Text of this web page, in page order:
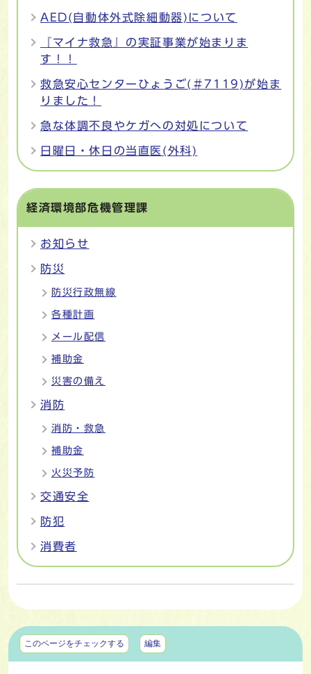
AED(自動体外式除細動器)について
『マイナ救急』の実証事業が始まりま
す！！
救急安心センターひょうご(＃7119)が始ま
りました！
急な体調不良やケガへの対処について
日曜日・休日の当直医(外科)
経済環境部危機管理課
お知らせ
防災
防災行政無線
各種計画
メール配信
補助金
災害の備え
消防
消防・救急
補助金
火災予防
交通安全
防犯
消費者
マイページ
このページをチェックする 編集